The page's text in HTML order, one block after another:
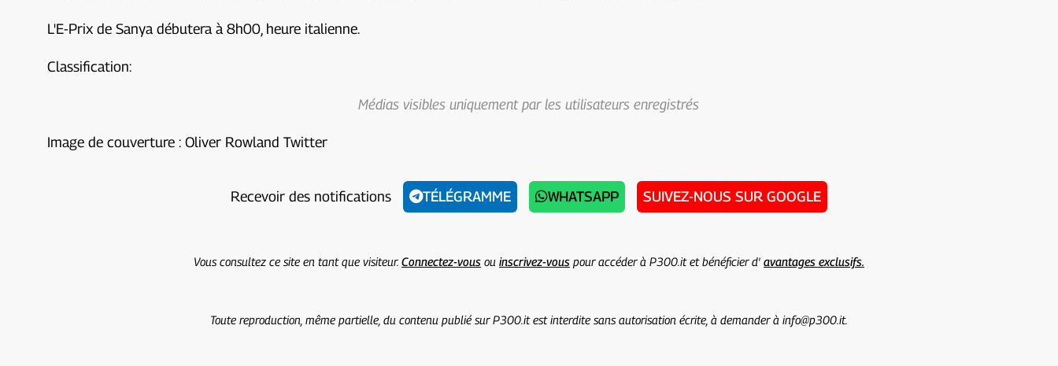
L'E-Prix de Sanya débutera à 8h00, heure italienne.
Classification:
Médias visibles uniquement par les utilisateurs enregistrés
Image de couverture : Oliver Rowland Twitter
Recevoir des notifications TÉLÉGRAMME WHATSAPP SUIVEZ-NOUS SUR GOOGLE
Vous consultez ce site en tant que visiteur. Connectez-vousou inscrivez-vouspour accéder à P300.it et bénéficier d' avantages exclusifs.
Toute reproduction, même partielle, du contenu publié sur P300.it est interdite sans autorisation écrite, à demander à info@p300.it.